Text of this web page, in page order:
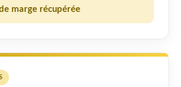
marge récupérée